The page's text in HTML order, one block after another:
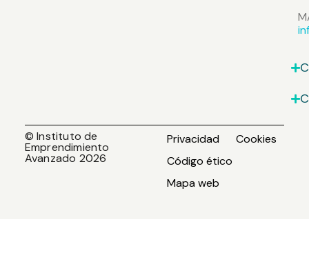
© Instituto de
Emprendimiento
Avanzado 2026
Privacidad
Cookies
Código ético
Mapa web